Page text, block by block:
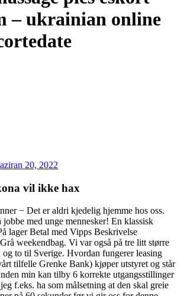
– ukrainian online
20, 2022
vil ikke hax
− Det er aldri kjedelig hjemme hos oss.
med unge mennesker! En klassisk
lager Betal med Vipps Beskrivelse
weekendbag. Vi var også på tre litt større
to til Sverige. Hvordan fungerer leasing
tilfelle Grenke Bank) kjøper utstyret og står
min kan tilby 6 korrekte utgangsstillinger
f.eks. ha som målsetning at den skal greie